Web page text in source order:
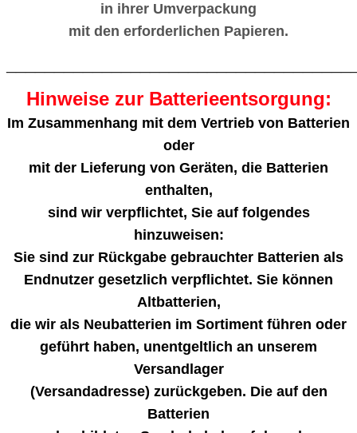
in ihrer Umverpackung
mit den erforderlichen Papieren.
Hinweise zur Batterieentsorgung:
Im Zusammenhang mit dem Vertrieb von Batterien
oder
mit der Lieferung von Geräten, die Batterien
enthalten,
sind wir verpflichtet, Sie auf folgendes
hinzuweisen:
Sie sind zur Rückgabe gebrauchter Batterien als
Endnutzer gesetzlich verpflichtet. Sie können
Altbatterien,
die wir als Neubatterien im Sortiment führen oder
geführt haben, unentgeltlich an unserem
Versandlager
(Versandadresse) zurückgeben. Die auf den
Batterien